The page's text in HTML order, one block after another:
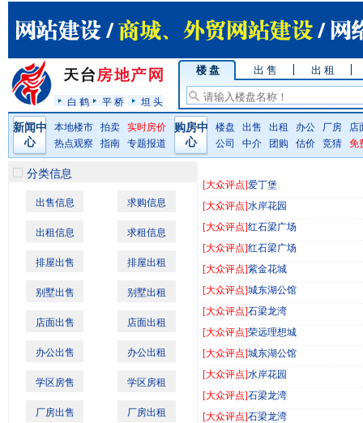
白 鹤 平 桥 坦 头
楼 盘 出 售 出 租
新闻中
心
本地楼市 拍卖
实时房价
热点观察
指南 专题报道
购房中
心
楼盘 出售 出租 办公 厂房
店
公司
中介 团购 估价 竞猜 免
分类信息
出售信息 求购信息
出租信息 求租信息
排屋出售 排屋出租
别墅出售 别墅出租
店面出售 店面出租
办公出售 办公出租
学区房售 学区房租
厂房出售 厂房出租
[大众评点]爱丁堡
[大众评点]水岸花园
[大众评点]红石梁广场
[大众评点]红石梁广场
[大众评点]紫金花城
[大众评点]城东湖公馆
[大众评点]石梁龙湾
[大众评点]荣远理想城
[大众评点]城东湖公馆
[大众评点]水岸花园
[大众评点]石梁龙湾
[大众评点]石梁龙湾